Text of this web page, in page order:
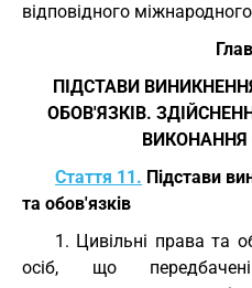
відповідного
ПІДСТАВИ
ОБОВ'ЯЗКІВ.
ВИКОНАННЯ
Стаття 11. Підстави
та обов'язків
1. Цивільні права та
осіб, що